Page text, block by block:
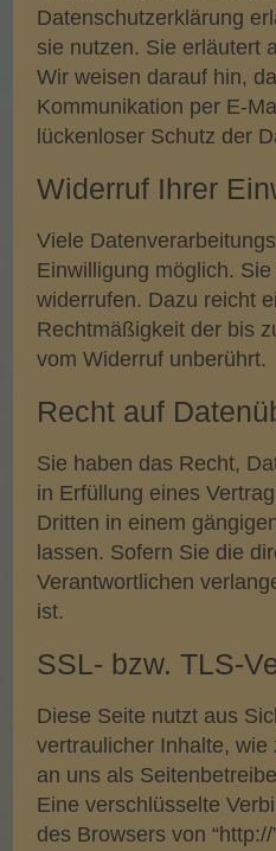
Datenschutzerklärung
sie nutzen. Sie erläutert
Wir weisen darauf hin,
Kommunikation per E-
lückenloser Schutz der
Widerruf Ihrer
Viele
Einwilligung möglich.
widerrufen. Dazu reicht
Rechtmäßigkeit der bis
vom Widerruf unberührt.
Recht auf
Sie haben das Recht,
in Erfüllung eines
Dritten in einem
lassen. Sofern Sie die
Verantwortlichen
ist.
SSL- bzw. TLS-
Diese Seite nutzt aus
vertraulicher Inhalte,
an uns als
Eine verschlüsselte
des Browsers von